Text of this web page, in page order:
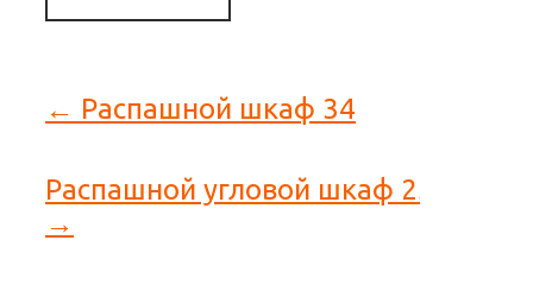
← Распашной шкаф 34
Распашной угловой шкаф 23
→